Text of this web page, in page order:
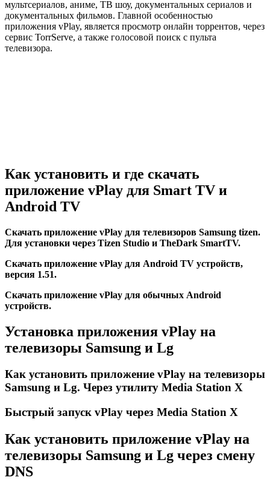
мультсериалов, аниме, ТВ шоу, документальных сериалов и
документальных фильмов. Главной особенностью
приложения vPlay, является просмотр онлайн торрентов, через
сервис TorrServe, а также голосовой поиск с пульта
телевизора.
Как установить и где скачать
приложение vPlay для Smart TV и
Android TV
Скачать приложение vPlay для телевизоров Samsung tizen.
Для установки через Tizen Studio и TheDark SmartTV.
Скачать приложение vPlay для Android TV устройств,
версия 1.51.
Скачать приложение vPlay для обычных Android
устройств.
Установка приложения vPlay на
телевизоры Samsung и Lg
Как установить приложение vPlay на телевизоры
Samsung и Lg. Через утилиту Media Station X
Быстрый запуск vPlay через Media Station X
Как установить приложение vPlay на
телевизоры Samsung и Lg через смену
DNS